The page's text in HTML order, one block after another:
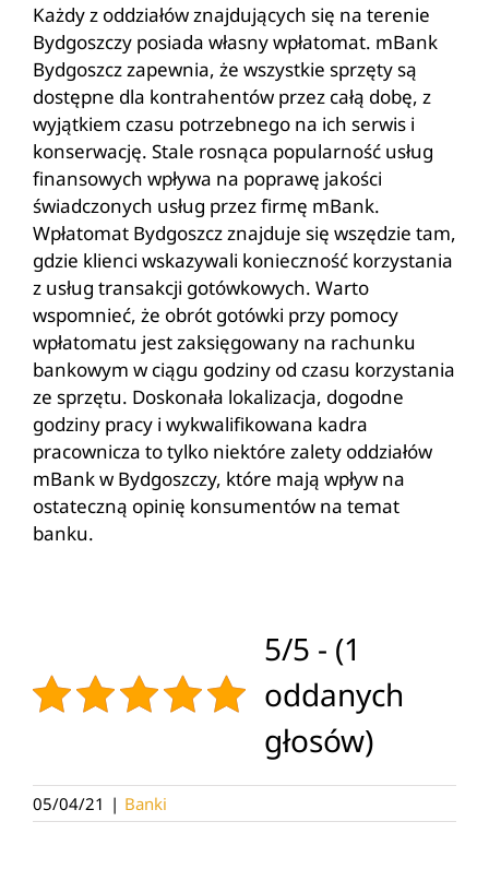
Każdy z oddziałów znajdujących się na terenie
Bydgoszczy posiada własny wpłatomat. mBank
Bydgoszcz zapewnia, że wszystkie sprzęty są
dostępne dla kontrahentów przez całą dobę, z
wyjątkiem czasu potrzebnego na ich serwis i
konserwację. Stale rosnąca popularność usług
finansowych wpływa na poprawę jakości
świadczonych usług przez firmę mBank.
Wpłatomat Bydgoszcz znajduje się wszędzie tam,
gdzie klienci wskazywali konieczność korzystania
z usług transakcji gotówkowych. Warto
wspomnieć, że obrót gotówki przy pomocy
wpłatomatu jest zaksięgowany na rachunku
bankowym w ciągu godziny od czasu korzystania
ze sprzętu. Doskonała lokalizacja, dogodne
godziny pracy i wykwalifikowana kadra
pracownicza to tylko niektóre zalety oddziałów
mBank w Bydgoszczy, które mają wpływ na
ostateczną opinię konsumentów na temat
banku.
5/5 - (1
oddanych
głosów)
05/04/21 | Banki